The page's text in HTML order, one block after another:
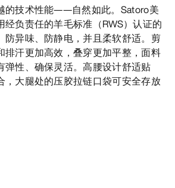
的技术性能——自然如此。Satoro美
负责任的羊毛标准（RWS）认证的
防异味、防静电，并且柔软舒适。剪
排汗更加高效，叠穿更加平整，面料
弹性、确保灵活。高腰设计舒适贴
，大腿处的压胶拉链口袋可安全存放